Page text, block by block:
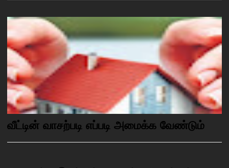
வீட்டின் வாசற்படி எப்படி அமைக்க வேண்டும்